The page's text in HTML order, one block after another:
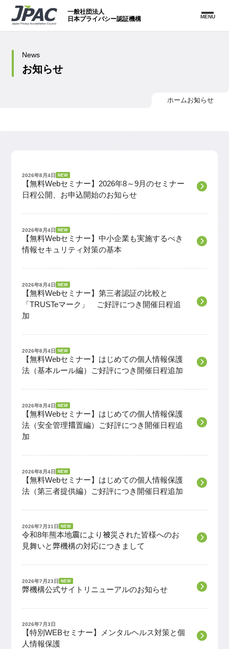
一般社団法人
日本プライバシー認証機構
MENU
News
お知らせ
ホームお知らせ
2026年8月4日 NEW
【無料Webセミナー】2026年8～9月のセミナー
日程公開、お申込開始のお知らせ
2026年8月4日 NEW
【無料Webセミナー】中小企業も実施するべき
情報セキュリティ対策の基本
2026年8月4日 NEW
【無料Webセミナー】第三者認証の比較と
「TRUSTeマーク」 ご好評につき開催日程追
加
2026年8月4日 NEW
【無料Webセミナー】はじめての個人情報保護
法（基本ルール編）ご好評につき開催日程追加
2026年8月4日 NEW
【無料Webセミナー】はじめての個人情報保護
法（安全管理措置編）ご好評につき開催日程追
加
2026年8月4日 NEW
【無料Webセミナー】はじめての個人情報保護
法（第三者提供編）ご好評につき開催日程追加
2026年7月31日 NEW
令和8年熊本地震により被災された皆様へのお
見舞いと弊機構の対応につきまして
2026年7月23日 NEW
弊機構公式サイトリニューアルのお知らせ
2026年7月3日
【特別WEBセミナー】メンタルヘルス対策と個
人情報保護